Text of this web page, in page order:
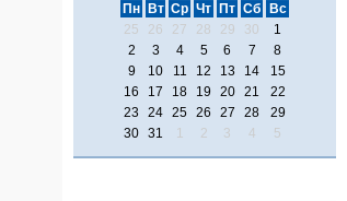
Пн
Вт Ср Чт Пт Сб
Вс
25
26 27 28 29 30
1
2
3 4 5 6 7
8
9
10 11 12 13 14
15
16
17 18 19 20 21
22
23
24 25 26 27 28
29
30 31 1 2 3 4 5